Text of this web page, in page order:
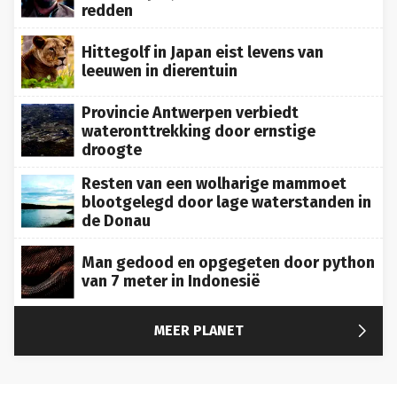
Hittegolf in Japan eist levens van
leeuwen in dierentuin
Provincie Antwerpen verbiedt
wateronttrekking door ernstige
droogte
Resten van een wolharige mammoet
blootgelegd door lage waterstanden in
de Donau
Man gedood en opgegeten door python
van 7 meter in Indonesië
MEER PLANET 